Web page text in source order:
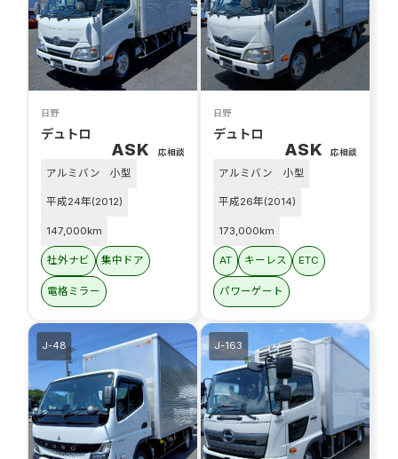
日野
デュトロ
ASK 応相談
アルミバン 小型
平成24年(2012)
147,000km
社外ナビ 集中ドア
電格ミラー
日野
デュトロ
ASK 応相談
アルミバン 小型
平成26年(2014)
173,000km
AT キーレス ETC
パワーゲート
J-48 J-163